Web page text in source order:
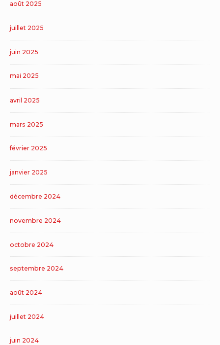
août 2025
juillet 2025
juin 2025
mai 2025
avril 2025
mars 2025
février 2025
janvier 2025
décembre 2024
novembre 2024
octobre 2024
septembre 2024
août 2024
juillet 2024
juin 2024